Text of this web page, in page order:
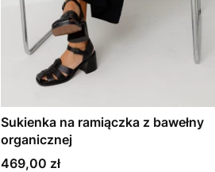
Sukienka na ramiączka z bawełny
organicznej
Cena
469,00 zł